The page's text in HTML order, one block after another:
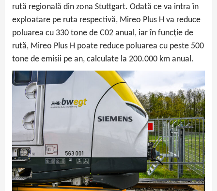
rută regională din zona Stuttgart. Odată ce va intra în
exploatare pe ruta respectivă, Mireo Plus H va reduce
poluarea cu 330 tone de C02 anual, iar în funcție de
rută, Mireo Plus H poate reduce poluarea cu peste 500
tone de emisii pe an, calculate la 200.000 km anual.